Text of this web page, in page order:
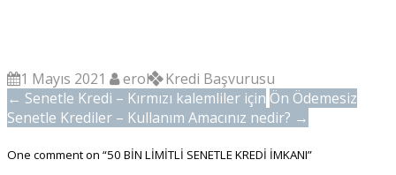
1 Mayıs 2021 erol
Kredi Başvurusu
← Senetle Kredi – Kırmızı kalemliler için Ön Ödemesiz
Senetle Krediler – Kullanım Amacınız nedir? →
One comment on “50 BİN LİMİTLİ SENETLE KREDİ İMKANI”